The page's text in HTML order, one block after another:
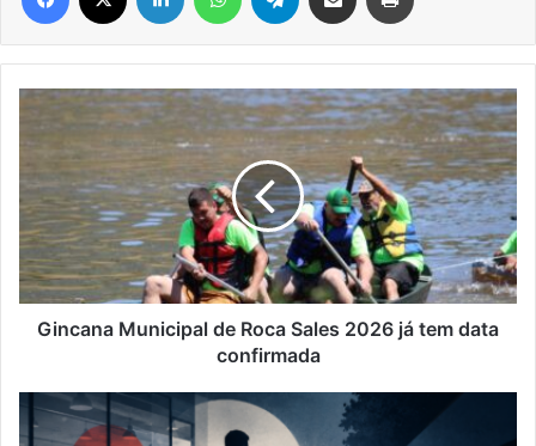
Gincana
Municipal
Roca
Sales
2026
já
tem
data
confirmada
Gincana Municipal de Roca Sales 2026 já tem data
confirmada
Homem
some